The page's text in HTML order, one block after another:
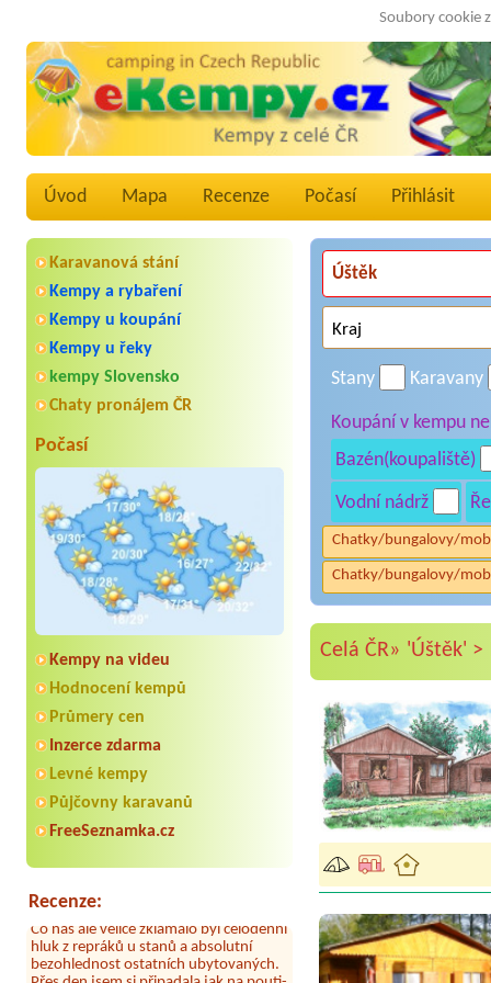
Soubory cookie
Úvod Mapa Recenze Počasí Přihlásit
Karavanová stání
Kempy a rybaření
Kempy u koupání
Kempy u řeky
kempy Slovensko
Chaty pronájem ČR
Počasí
Kempy na videu
Hodnocení kempů
Průmery cen
Inzerce zdarma
Levné kempy
Půjčovny karavanů
FreeSeznamka.cz
Recenze:
Aneta Melicharová
2026. Kemp jako takový je pěkný. V
umývárně i na WC bylo vždy čisto,
doplněný papír i utěrky, což při
restaurace, kebab a další občerstvení.
Co nás ale velice zklamalo byl celodenní
hluk z repráků u stanů a absolutní
bezohlednost ostatních ubytovaných.
Přes den jsem si připadala jak na pouti-
Stany Karavany
Koupání v kempu
Bazén(koupaliště)
Vodní nádrž
Chatky/bungalovy/
Chatky/bungalovy/
Celá ČR» 'Úštěk' >